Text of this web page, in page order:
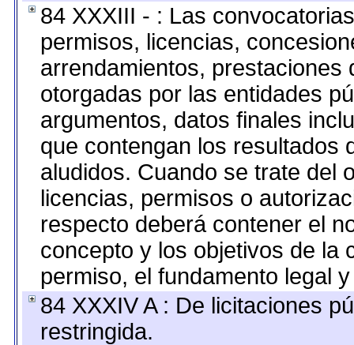
84 XXXIII - : Las
permisos, licencias,
arrendamientos,
otorgadas por las entidades
argumentos, datos finales
que contengan los resultados
aludidos. Cuando se trate del
licencias, permisos o
respecto deberá contener el
concepto y los objetivos de la
permiso, el fundamento legal
84 XXXIV A : De licitaciones
restringida.